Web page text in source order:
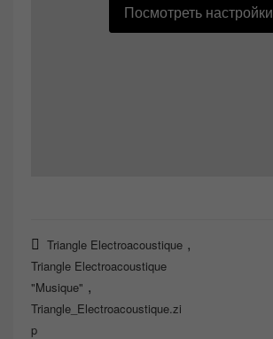
Посмотреть настройки
Triangle Electroacoustique ,
Triangle Electroacoustique
"Musique" ,
Triangle_Electroacoustique.zi
p